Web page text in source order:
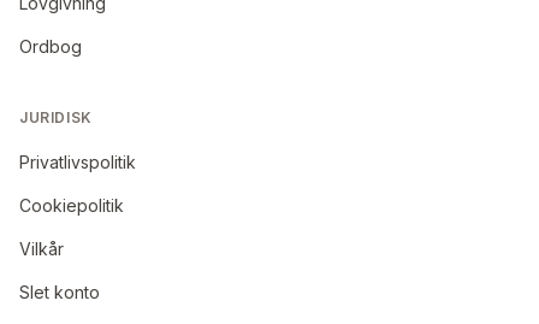
Ordbog
JURIDISK
Privatlivspolitik
Cookiepolitik
Vilkår
Slet konto